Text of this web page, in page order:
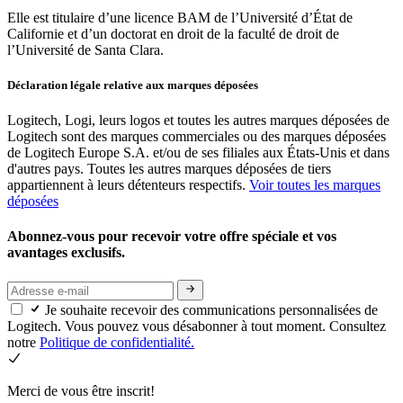
Elle est titulaire d’une licence BAM de l’Université d’État de
Californie et d’un doctorat en droit de la faculté de droit de
l’Université de Santa Clara.
Déclaration légale relative aux marques déposées
Logitech, Logi, leurs logos et toutes les autres marques déposées de
Logitech sont des marques commerciales ou des marques déposées
de Logitech Europe S.A. et/ou de ses filiales aux États-Unis et dans
d'autres pays. Toutes les autres marques déposées de tiers
appartiennent à leurs détenteurs respectifs. Voir toutes les marques
déposées
Abonnez-vous pour recevoir votre offre spéciale et vos
avantages exclusifs.
Je souhaite recevoir des communications personnalisées de
Logitech. Vous pouvez vous désabonner à tout moment. Consultez
notre Politique de confidentialité.
Merci de vous être inscrit!